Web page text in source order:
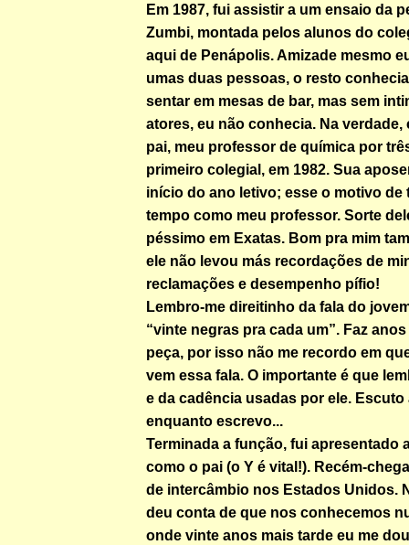
Em 1987, fui assistir a um ensaio da
Zumbi, montada pelos alunos do
aqui de Penápolis. Amizade mesmo
umas duas pessoas, o resto
sentar em mesas de bar, mas sem
atores, eu não conhecia. Na verdade,
pai, meu professor de química por
primeiro colegial, em 1982. Sua
início do ano letivo; esse o motivo de
tempo como meu professor. Sorte
péssimo em Exatas. Bom pra mim
ele não levou más recordações de
reclamações e desempenho pífio!
Lembro-me direitinho da fala do
“vinte negras pra cada um”. Faz
peça, por isso não me recordo em
vem essa fala. O importante é que
e da cadência usadas por ele. Escuto
enquanto escrevo...
Terminada a função, fui apresentado
como o pai (o Y é vital!). Recém-
de intercâmbio nos Estados Unidos.
deu conta de que nos conhecemos
onde vinte anos mais tarde eu me